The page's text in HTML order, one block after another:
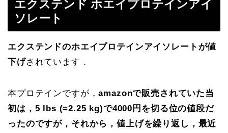
エクステンド ホエイプロテインアイ
ソレート
エクステンドのホエイプロテインアイソレートが値
下げされています．
本プロテインですが，amazonで販売されていた当
初は，5 lbs (=2.25 kg)で4000円を切る位の値段だ
ったのですが，それから，値上げを繰り返し，最近